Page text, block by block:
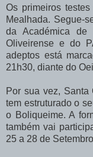
Os primeiros
Mealhada. Segue-
da Académica de
Oliveirense e do
adeptos está
21h30, diante do
Por sua vez,
tem estruturado o
o Boliqueime. A
também vai
25 a 28 de